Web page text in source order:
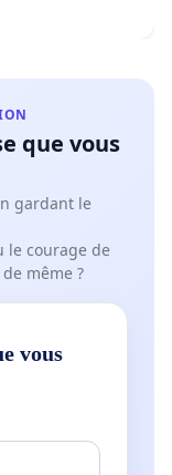
de
sluiten.
que vous
gardant le
le courage de
même ?
vous